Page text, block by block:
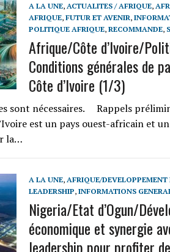
A LA UNE, ACTUALITES / AFRIQUE,
AFRIQUE, FUTUR ET AVENIR,
POLITIQUE AFRIQUE, RECOMMANDE,
Afrique/Côte d’Ivoire/
Conditions générales de
Côte d’Ivoire (1/3)
sont nécessaires. Rappels
est un pays ouest-africain et
la…
A LA UNE, AFRIQUE/
LEADERSHIP, INFORMATIONS
Nigeria/Etat d’Ogun/
économique et synergie
leadership pour profiter